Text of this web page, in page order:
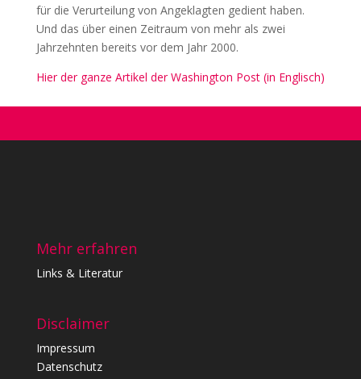
für die Verurteilung von Angeklagten gedient haben.
Und das über einen Zeitraum von mehr als zwei
Jahrzehnten bereits vor dem Jahr 2000.
Hier der ganze Artikel der Washington Post (in Englisch)
Mehr erfahren
Links & Literatur
Disclaimer
Impressum
Datenschutz